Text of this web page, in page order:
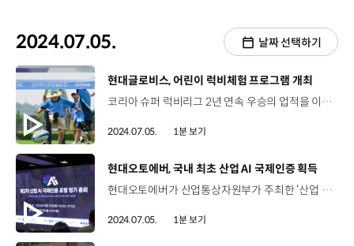
2024.07.05. 날짜 선택하기
[동영상]
현대글로비스, 어린이 럭비체험 프로그램 개최
코리아 슈퍼 럭비리그 2년 연속 우승의 업적을 이룬 현대글로비스의 럭비단 선수들과 임직원 가족들이 만나 특별한 시간을 가졌습니다. 지난달 29일 현대글로비스는 추첨을 통해 30여 명의 가족을 선발해 임직원 자녀들이 실제 선수들에게 럭비를 배울 수 있는 ‘어린이 럭비체험 프로그램’을 개최했습니다. 이 날 아이들은 본인의 이름이 적힌 유니폼을 입고 뛰어 놀며 다소 생소하게 느낄 수 있는 럭비를 익히고 친숙해지는 시간을 가졌습니다. 뿐만 아니라 행사에 참여한 임직원 가족을 위해 인근 영화관을 대관해 현대글로비스 럭비단의 활약상이 담긴 영상을 상영하고 영화 ‘인사이드아웃2’를 함께 보는 시간도 마련했습니다.
2024.07.05. 1분 보기
[동영상]
현대오토에버, 국내 최초 산업 AI 국제인증 획득
현대오토에버가 산업통상자원부가 주최한 ‘산업 AI 국제인증포럼’에서 ‘스마트비전 표면결함검출 및 분류 AI 모델’ 제품에 대해 국내 최초로 산업 AI 국제인증을 획득했습니다. 산업 AI 국제인증은 한국산업기술시험원이 주관하는 ‘AI 적합성평가’를 통해 진행됐는데요, AI, 안전 및 보안, 그리고 위험 관리 분야의 전문가들이 AI 제품 및 서비스에 대한 체계적이고 독립적인 평가를 실시합니다. 현대오토에버가 인증받은 ‘스마트비전 표면결함검출 및 분류 AI 모델’은 AI를 활용해 결함의 특징을 학습하고 완성차나 부품에서 결함을 자동으로 찾아내는 역할을 하는데요. 이번 산업 AI 인증으로 AI 기술의 신뢰성과 글로벌 수준의 기술 역량을 검증받은 현대오토에버는 검증된 인공지능 모델을 통해 향후 차량을 포함해 다양한 제조 분야에서 품질 신뢰성을 높여 나갈 계획입니다.
2024.07.05. 1분 보기